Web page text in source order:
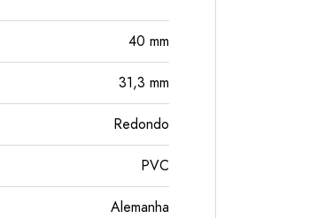
40 mm
31,3 mm
Redondo
PVC
Alemanha